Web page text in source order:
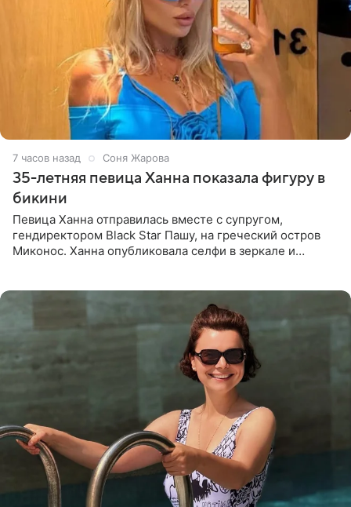
7 часов назад Соня Жарова
35-летняя певица Ханна показала фигуру в
бикини
Певица Ханна отправилась вместе с супругом,
гендиректором Black Star Пашу, на греческий остров
Миконос. Ханна опубликовала селфи в зеркале и